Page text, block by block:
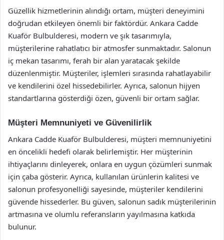
Güzellik hizmetlerinin alındığı ortam, müşteri deneyimini
doğrudan etkileyen önemli bir faktördür. Ankara Cadde
Kuaför Bulbulderesi, modern ve şık tasarımıyla,
müşterilerine rahatlatıcı bir atmosfer sunmaktadır. Salonun
iç mekan tasarımı, ferah bir alan yaratacak şekilde
düzenlenmiştir. Müşteriler, işlemleri sırasında rahatlayabilir
ve kendilerini özel hissedebilirler. Ayrıca, salonun hijyen
standartlarına gösterdiği özen, güvenli bir ortam sağlar.
Müşteri Memnuniyeti ve Güvenilirlik
Ankara Cadde Kuaför Bulbulderesi, müşteri memnuniyetini
en öncelikli hedefi olarak belirlemiştir. Her müşterinin
ihtiyaçlarını dinleyerek, onlara en uygun çözümleri sunmak
için çaba gösterir. Ayrıca, kullanılan ürünlerin kalitesi ve
salonun profesyonelliği sayesinde, müşteriler kendilerini
güvende hissederler. Bu güven, salonun sadık müşterilerinin
artmasına ve olumlu referansların yayılmasına katkıda
bulunur.